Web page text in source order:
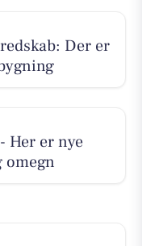
Der er
Her er nye
omegn